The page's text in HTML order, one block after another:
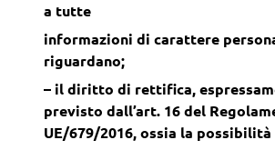
a tutte
informazioni di carattere
riguardano;
– il diritto di rettifica,
previsto dall’art. 16 del
UE/679/2016, ossia la